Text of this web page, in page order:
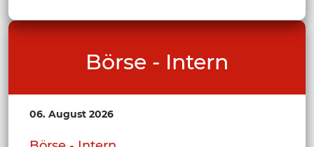
Börse - Intern
06. August 2026